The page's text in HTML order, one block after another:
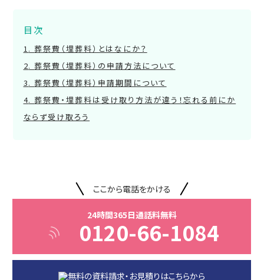
目次
葬祭費（埋葬料）とはなにか？
葬祭費（埋葬料）の申請方法について
葬祭費（埋葬料）申請期間について
葬祭費・埋葬料は受け取り方法が違う！忘れる前にか
ならず受け取ろう
ここから電話をかける
24時間365日通話料無料
0120-66-1084